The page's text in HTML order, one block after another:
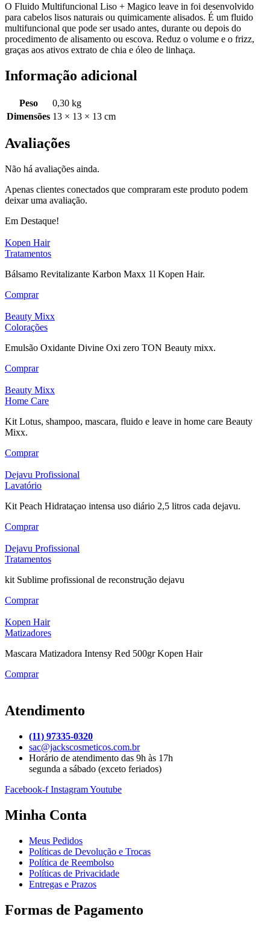
O Fluido Multifuncional Liso + Magico leave in foi desenvolvido
para cabelos lisos naturais ou quimicamente alisados. É um fluido
multifuncional que pode ser usado antes, durante ou depois do
procedimento de alisamento ou escova. Reduz o volume e o frizz,
graças aos ativos extrato de chia e óleo de linhaça.
Informação adicional
Peso
0,30 kg
Dimensões 13 × 13 × 13 cm
Avaliações
Não há avaliações ainda.
Apenas clientes conectados que compraram este produto podem
deixar uma avaliação.
Em Destaque!
Kopen Hair
Tratamentos
Bálsamo Revitalizante Karbon Maxx 1l Kopen Hair.
Comprar
Beauty Mixx
Colorações
Emulsão Oxidante Divine Oxi zero TON Beauty mixx.
Comprar
Beauty Mixx
Home Care
Kit Lotus, shampoo, mascara, fluido e leave in home care Beauty
Mixx.
Comprar
Dejavu Profissional
Lavatório
Kit Peach Hidrataçao intensa uso diário 2,5 litros cada dejavu.
Comprar
Dejavu Profissional
Tratamentos
kit Sublime profissional de reconstrução dejavu
Comprar
Kopen Hair
Matizadores
Mascara Matizadora Intensy Red 500gr Kopen Hair
Comprar
Atendimento
(11) 97335-0320
sac@jackscosmeticos.com.br
Horário de atendimento das 9h às 17h
segunda a sábado (exceto feriados)
Facebook-f InstagramYoutube
Minha Conta
Meus Pedidos
Políticas de Devolução e Trocas
Política de Reembolso
Políticas de Privacidade
Entregas e Prazos
Formas de Pagamento